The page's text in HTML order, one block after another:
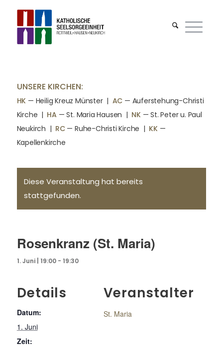
UNSERE KIRCHEN:
HK — Heilig Kreuz Münster | AC — Auferstehung-Christi
Kirche | HA — St. Maria Hausen | NK— St. Peter u. Paul
Neukirch | RC— Ruhe-Christi Kirche | KK—
Kapellenkirche
Diese Veranstaltung hat bereits
stattgefunden.
Rosenkranz (St. Maria)
1. Juni | 19:00- 19:30
Details
Datum:
1. Juni
Zeit:
Veranstalter
St. Maria